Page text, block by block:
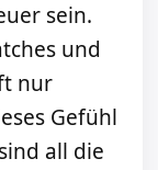
sein.
und
nur
Gefühl
all die